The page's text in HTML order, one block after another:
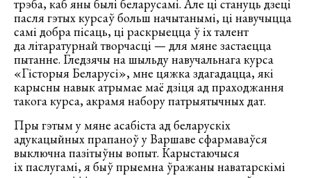
трэба, каб яны былі беларусамі. Але ці стануць дзеці
пасля гэтых курсаў больш начытанымі, ці навучыцца
самі добра пісаць, ці раскрыецца ў іх талент
да літаратурнай творчасці — для мяне застаецца
пытанне. Гледзячы на шыльду навучальнага курса
«Гісторыя Беларусі», мне цяжка здагадацца, які
карысны навык атрымае маё дзіця ад праходжання
такога курса, акрамя набору патрыятычных дат.
Пры гэтым у мяне асабіста ад беларускіх
адукацыйных прапаноў у Варшаве сфармаваўся
выключна пазітыўны вопыт. Карыстаючыся
іх паслугамі, я быў прыемна ўражаны наватарскімі